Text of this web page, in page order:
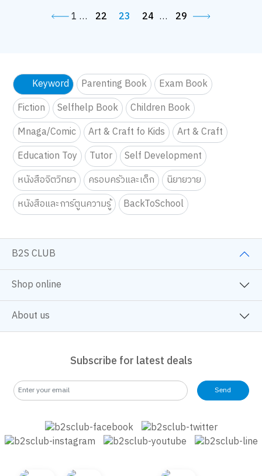
1 … 22 23 24 … 29
Keyword Parenting Book
Exam Book
Fiction
Selfhelp Book
Children Book
Mnaga/Comic
Art & Craft fo Kids
Art & Craft
Education Toy
Tutor
Self Development
หนังสือจิตวิทยา
ครอบครัวและเด็ก
นิยายวาย
หนังสือและการ์ตูนความรู้
BackToSchool
B2S CLUB
Shop online
About us
Subscribe for latest deals
Send